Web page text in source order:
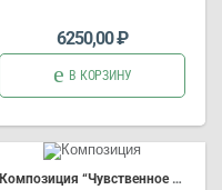
6250,00₽
В КОРЗИНУ
Композиция “Чувственное сердце” (Арт. 2917)